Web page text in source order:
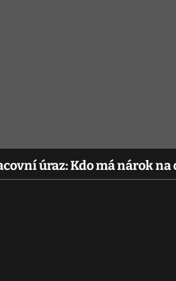
úraz: Kdo má nárok